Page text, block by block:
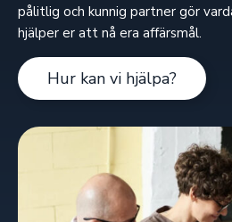
pålitlig och kunnig partner gör
hjälper er att nå era affärsmål.
Hur kan vi hjälpa?